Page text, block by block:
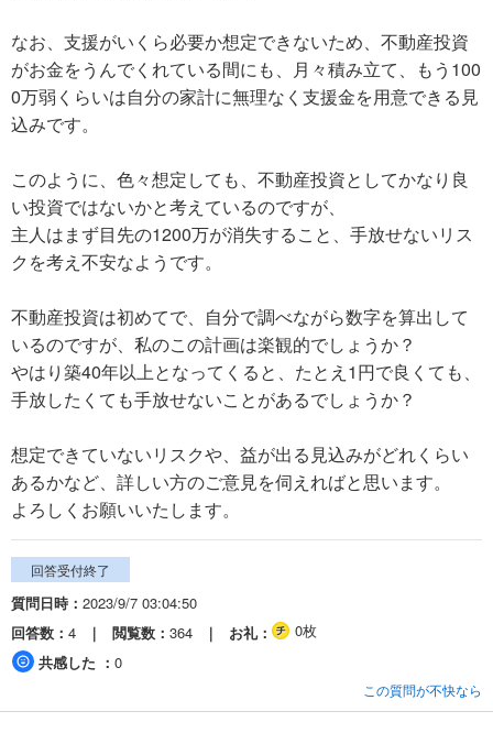
なお、支援がいくら必要か想定できないため、不動産投資
がお金をうんでくれている間にも、月々積み立て、もう100
0万弱くらいは自分の家計に無理なく支援金を用意できる見
込みです。
このように、色々想定しても、不動産投資としてかなり良
い投資ではないかと考えているのですが、
主人はまず目先の1200万が消失すること、手放せないリス
クを考え不安なようです。
不動産投資は初めてで、自分で調べながら数字を算出して
いるのですが、私のこの計画は楽観的でしょうか？
やはり築40年以上となってくると、たとえ1円で良くても、
手放したくても手放せないことがあるでしょうか？
想定できていないリスクや、益が出る見込みがどれくらい
あるかなど、詳しい方のご意見を伺えればと思います。
よろしくお願いいたします。
回答受付終了
質問日時
2023/9/7 03:04:50
回答数
4 閲覧数 364 お礼
0枚
共感した
0
この質問が不快なら